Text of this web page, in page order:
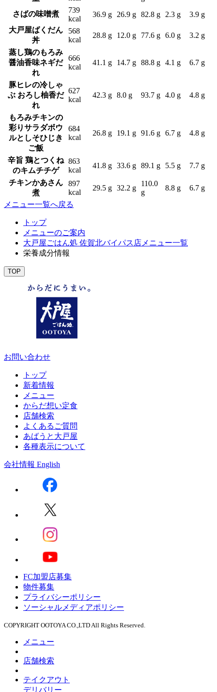
さばの味噌煮
739
kcal
36.9 g 26.9 g 82.8 g 2.3 g
3.9 g
大戸屋ばくだん
丼
568
kcal
28.8 g 12.0 g 77.6 g 6.0 g 3.2 g
蒸し鶏のもろみ
醤油香味ネギだ
れ
666
kcal
41.1 g 14.7 g 88.8 g 4.1 g 6.7 g
豚ヒレの冷しゃ
ぶ おろし柚香だ
れ
627
kcal
42.3 g 8.0 g 93.7 g 4.0 g 4.8 g
もろみチキンの
彩りサラダボウ
ルとしそひじき
ご飯
684
kcal
26.8 g 19.1 g 91.6 g 6.7 g 4.8 g
辛旨 鶏とつくね
のキムチチゲ
863
kcal
41.8 g 33.6 g 89.1 g 5.5 g 7.7 g
チキンかあさん
煮
897
kcal
29.5 g 32.2 g
110.0
g
8.8 g
6.7 g
メニュー一覧へ戻る
トップ
メニューのご案内
大戸屋ごはん処 佐賀北バイパス店メニュー一覧
栄養成分情報
TOP
お問い合わせ
トップ
新着情報
メニュー
からだ想い定食
店舗検索
よくあるご質問
あばうと大戸屋
各種表示について
会社情報 English
FC加盟店募集
物件募集
プライバシーポリシー
ソーシャルメディアポリシー
COPYRIGHT OOTOYA CO.,LTD All Rights Reserved.
メニュー
店舗検索
テイクアウト
デリバリー